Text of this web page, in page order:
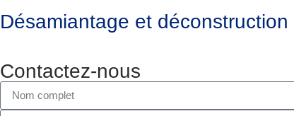
Désamiantage et
Contactez-nous